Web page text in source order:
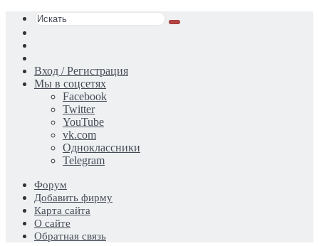
Искать
статья
Вход / Регистрация
Мы в соцсетях
Facebook
Twitter
YouTube
vk.com
Одноклассники
Telegram
Форум
Добавить фирму
Карта сайта
О сайте
Обратная связь